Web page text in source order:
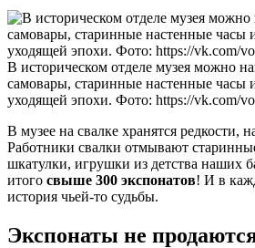
В историческом отделе музея можно
самовары, старинные настенные часы
уходящей эпохи. Фото: https://vk.com/
В музее на свалке хранятся редкости,
Работники свалки отмывают
шкатулки, игрушки из детства наших
итого свыше 300 экспонатов! И в
история чьей‑то судьбы.
Экспонаты не